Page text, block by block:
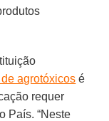
agrotóxicos é
requer
País. “Neste